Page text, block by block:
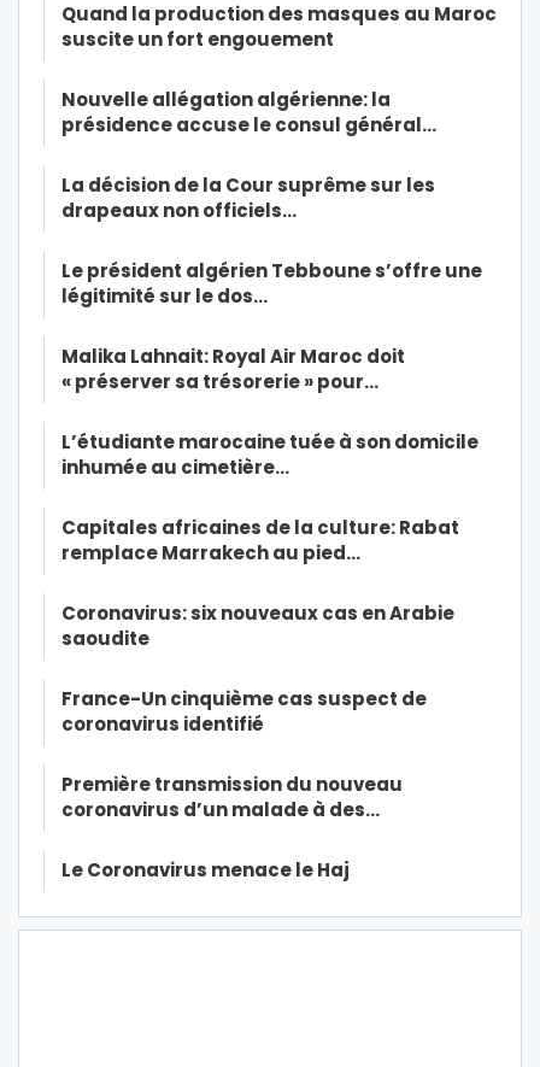
Quand la production des masques au Maroc
suscite un fort engouement
Nouvelle allégation algérienne: la
présidence accuse le consul général…
La décision de la Cour suprême sur les
drapeaux non officiels…
Le président algérien Tebboune s’offre une
légitimité sur le dos…
Malika Lahnait: Royal Air Maroc doit
« préserver sa trésorerie » pour…
L’étudiante marocaine tuée à son domicile
inhumée au cimetière…
Capitales africaines de la culture: Rabat
remplace Marrakech au pied…
Coronavirus: six nouveaux cas en Arabie
saoudite
France-Un cinquième cas suspect de
coronavirus identifié
Première transmission du nouveau
coronavirus d’un malade à des…
Le Coronavirus menace le Haj